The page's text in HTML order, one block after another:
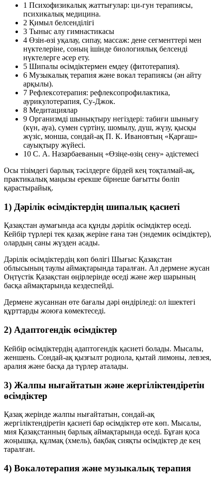
1 Психофизикалық жаттығулар: ци-гун терапиясы,
психикалық медицина.
2 Қимыл белсенділігі
3 Тыныс алу гимнастикасы
4 Өзін-өзі уқалау, сипау, массаж: дене сегменттері мен
нүктелеріне, соның ішінде биологиялық белсенді
нүктелерге әсер ету.
5 Шипалы өсімдіктермен емдеу (фитотерапия).
6 Музыкалық терапия және вокал терапиясы (ән айту
арқылы).
7 Рефлексотерапия: рефлексопрофилактика,
аурикулотерапия, Су-Джок.
8 Медитациялар
9 Организмді шынықтыру негіздері: табиғи шынығу
(күн, ауа), сумен сүртіну, шомылу, душ, жүзу, қысқы
жүзіс, монша, сондай-ақ П. К. Ивановтың «Қарғаш»
сауықтыру жүйесі.
10 С. А. Назарбаеваның «Өзіңе-өзің сену» әдістемесі
Осы тізімдегі барлық тәсілдерге бірдей кең тоқталмай-ақ,
практикалық маңызы ерекше бірнеше бағытты бөліп
қарастырайық.
1) Дәрілік өсімдіктердің шипалық қасиеті
Қазақстан аумағында аса құнды дәрілік өсімдіктер өседі.
Кейбір түрлері тек қазақ жеріне ғана тән (эндемик өсімдіктер),
олардың саны жүзден асады.
Дәрілік өсімдіктердің көп бөлігі Шығыс Қазақстан
облысының таулы аймақтарында таралған. Ал дермене жусан
Оңтүстік Қазақстан өңірлерінде өседі және жер шарының
басқа аймақтарында кездеспейді.
Дермене жусаннан өте бағалы дәрі өндіріледі: ол ішектегі
құрттарды жоюға көмектеседі.
2) Адаптогендік өсімдіктер
Кейбір өсімдіктердің адаптогендік қасиеті болады. Мысалы,
женшень. Сондай-ақ қызғылт родиола, қытай лимоны, левзея,
аралия және басқа да түрлер аталады.
3) Жалпы нығайтатын және жергіліктендіретін
өсімдіктер
Қазақ жерінде жалпы нығайтатын, сондай-ақ
жергіліктендіретін қасиеті бар өсімдіктер өте көп. Мысалы,
мия Қазақстанның барлық аймақтарында өседі. Бұған қоса
жоңышқа, құлмақ (хмель), бақбақ сияқты өсімдіктер де кең
таралған.
4) Вокалотерапия және музыкалық терапия